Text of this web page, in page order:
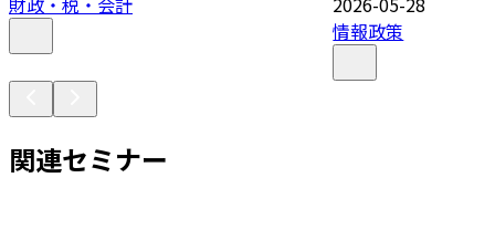
情報政策
関連セミナー